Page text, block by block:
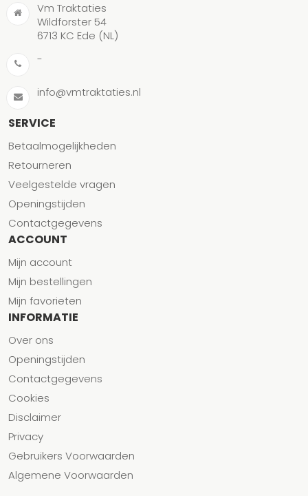
Vm Traktaties
Wildforster 54
6713 KC Ede (NL)
-
info@vmtraktaties.nl
SERVICE
Betaalmogelijkheden
Retourneren
Veelgestelde vragen
Openingstijden
Contactgegevens
ACCOUNT
Mijn account
Mijn bestellingen
Mijn favorieten
INFORMATIE
Over ons
Openingstijden
Contactgegevens
Cookies
Disclaimer
Privacy
Gebruikers Voorwaarden
Algemene Voorwaarden